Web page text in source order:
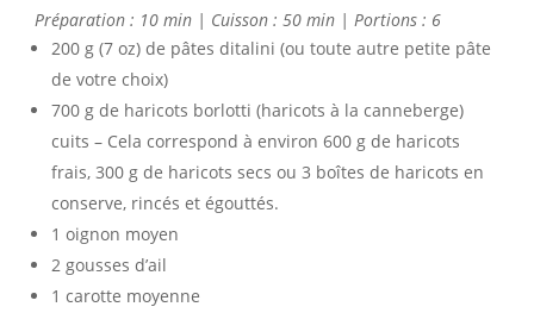
Préparation : 10 min | Cuisson : 50 min | Portions : 6
200 g (7 oz) de pâtes ditalini (ou toute autre petite pâte
de votre choix)
700 g de haricots borlotti (haricots à la canneberge)
cuits – Cela correspond à environ 600 g de haricots
frais, 300 g de haricots secs ou 3 boîtes de haricots en
conserve, rincés et égouttés.
1 oignon moyen
2 gousses d’ail
1 carotte moyenne